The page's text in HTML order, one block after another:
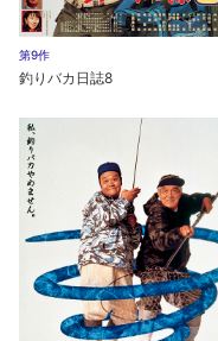
第9作
釣りバカ日誌8